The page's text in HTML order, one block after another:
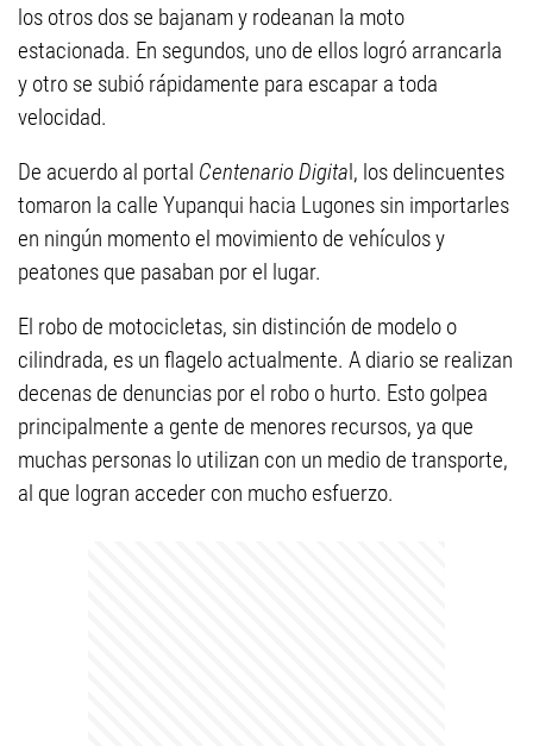
los otros dos se bajanam y rodeanan la moto
estacionada. En segundos, uno de ellos logró arrancarla
y otro se subió rápidamente para escapar a toda
velocidad.
De acuerdo al portal Centenario Digital, los delincuentes
tomaron la calle Yupanqui hacia Lugones sin importarles
en ningún momento el movimiento de vehículos y
peatones que pasaban por el lugar.
El robo de motocicletas, sin distinción de modelo o
cilindrada, es un flagelo actualmente. A diario se realizan
decenas de denuncias por el robo o hurto. Esto golpea
principalmente a gente de menores recursos, ya que
muchas personas lo utilizan con un medio de transporte,
al que logran acceder con mucho esfuerzo.